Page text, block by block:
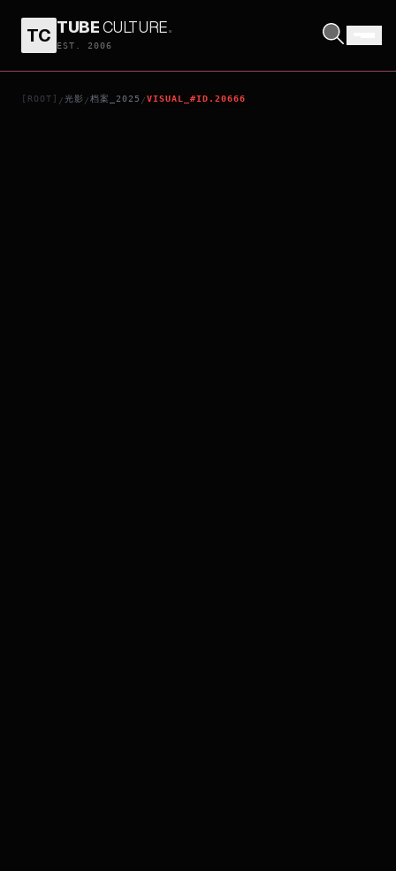
TC TUBECULTURE.
EST. 2006
[ROOT] /光影 /档案_2025 /VISUAL_#ID.20666
YUMI MATSUTOYA THE JOURNEY 50TH ANNIVERSARY CONCERT TOUR MOVIE